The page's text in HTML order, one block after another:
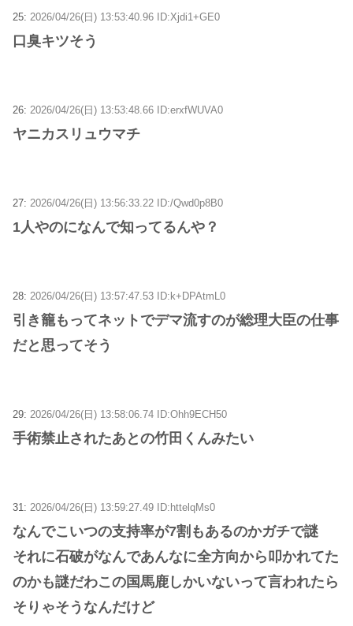
25: 2026/04/26(日) 13:53:40.96 ID:Xjdi1+GE0
口臭キツそう
26: 2026/04/26(日) 13:53:48.66 ID:erxfWUVA0
ヤニカスリュウマチ
27: 2026/04/26(日) 13:56:33.22 ID:/Qwd0p8B0
1人やのになんで知ってるんや？
28: 2026/04/26(日) 13:57:47.53 ID:k+DPAtmL0
引き籠もってネットでデマ流すのが総理大臣の仕事
だと思ってそう
29: 2026/04/26(日) 13:58:06.74 ID:Ohh9ECH50
手術禁止されたあとの竹田くんみたい
31: 2026/04/26(日) 13:59:27.49 ID:httelqMs0
なんでこいつの支持率が7割もあるのかガチで謎
それに石破がなんであんなに全方向から叩かれてた
のかも謎だわこの国馬鹿しかいないって言われたら
そりゃそうなんだけど